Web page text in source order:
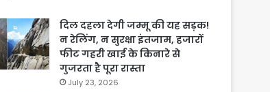
दिल दहला देगी जम्मू की यह सड़क!
न रेलिंग, न सुरक्षा इंतजाम, हजारों
फीट गहरी खाई के किनारे से
गुजरता है पूरा रास्ता
July 23, 2026